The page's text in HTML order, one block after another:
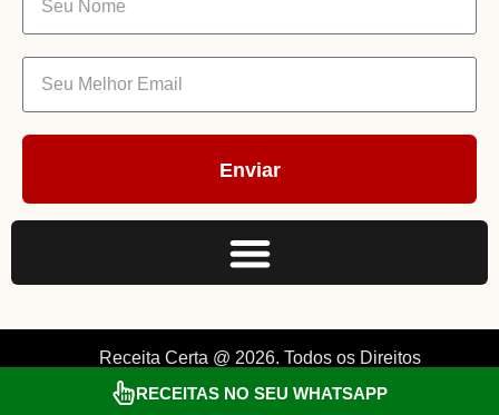
Enviar
Receita Certa @ 2026. Todos os Direitos
Reservados. By Müller.
RECEITAS NO SEU WHATSAPP